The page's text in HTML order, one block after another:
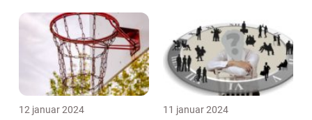
12 januar 2024 11 januar 2024